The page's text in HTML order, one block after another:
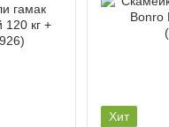
Хит